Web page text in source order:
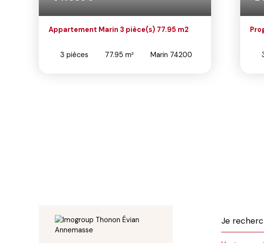
3 pièce(s) 77.95 m2
Marin 74200
Programme neuf Marin - JARDIN
3pièces
Je